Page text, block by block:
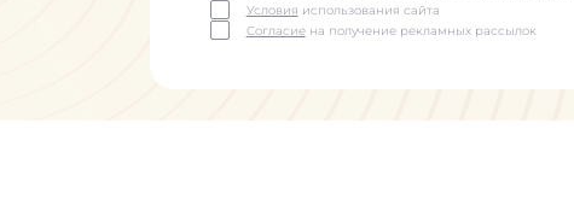
Условия использования сайта
Согласиена получение рекламных рассылок